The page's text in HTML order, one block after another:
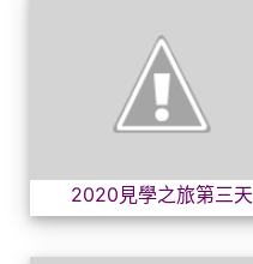
2020見學之旅第三天